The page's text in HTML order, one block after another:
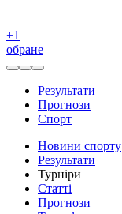
+1
обране
Результати
Прогнози
Спорт
Новини спорту
Результати
Турніри
Статті
Прогнози